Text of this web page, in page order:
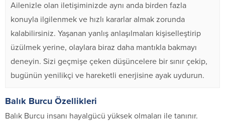
Ailenizle olan iletişiminizde aynı anda birden fazla
konuyla ilgilenmek ve hızlı kararlar almak zorunda
kalabilirsiniz. Yaşanan yanlış anlaşılmaları kişiselleştirip
üzülmek yerine, olaylara biraz daha mantıkla bakmayı
deneyin. Sizi geçmişe çeken düşüncelere bir sınır çekip,
bugünün yenilikçi ve hareketli enerjisine ayak uydurun.
Balık Burcu Özellikleri
Balık Burcu insanı hayalgücü yüksek olmaları ile tanınır.